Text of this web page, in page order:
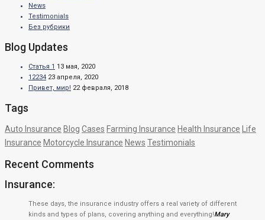
News
Testimonials
Без рубрики
Blog Updates
Статья 1 13 мая, 2020
12234 23 апреля, 2020
Привет, мир! 22 февраля, 2018
Tags
Auto Insurance Blog Cases Farming Insurance Health Insurance
Life
Insurance Motorcycle Insurance News Testimonials
Recent Comments
Insurance:
These days, the insurance industry offers a real variety of different
kinds and types of plans, covering anything and everything!Mary